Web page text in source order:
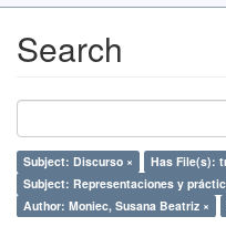
Search
Subject: Discurso × Has File(s):
Subject: Representaciones y
Author: Moniec, Susana Beatriz ×